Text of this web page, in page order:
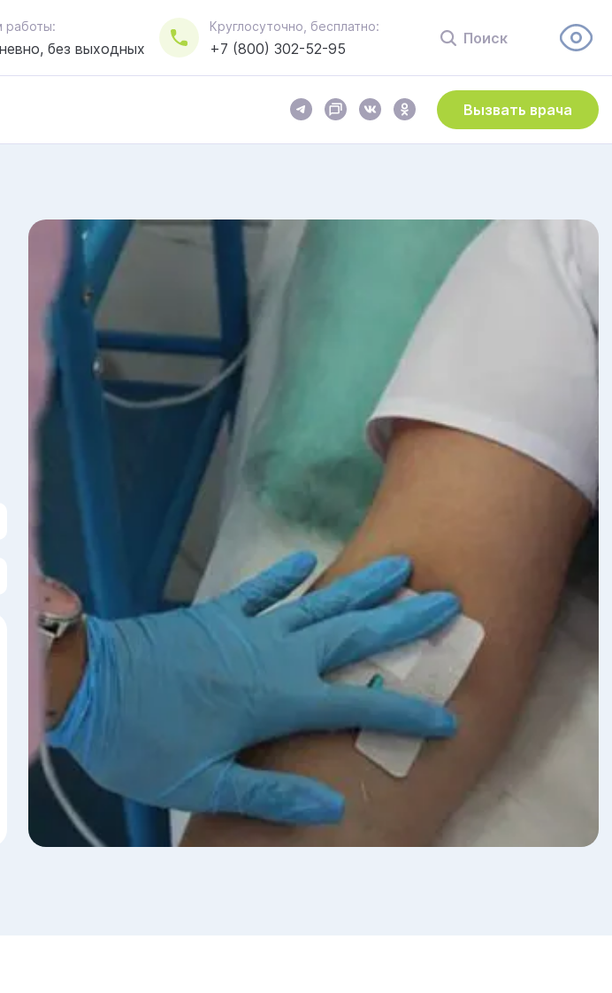
работы:
без выходных
Круглосуточно, бесплатно:
+7 (800) 302-52-95
Поиск
Вызвать врача